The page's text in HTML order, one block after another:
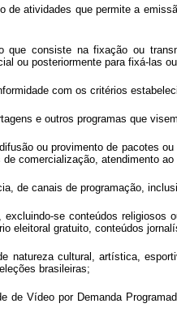
atividades que permite a
que consiste na fixação ou
ou posteriormente para fixá-las
com os critérios
e outros programas que
ou provimento de pacotes
comercialização, atendimento
de canais de programação,
se conteúdos
eleitoral gratuito, conteúdos
natureza cultural, artística,
brasileiras;
de Vídeo por Demanda